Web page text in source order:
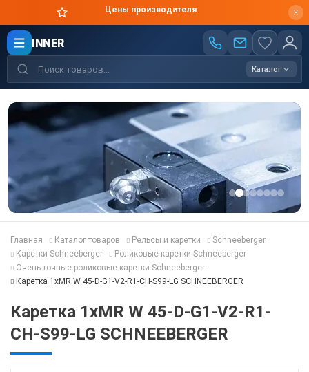
Цены производителя
INNER
Каталог
Главная Каталог товаров Рельсы и каретки
Schneeberger
Каретки Schneeberger
Роликовые каретки Schneeberger
Очень точные роликовые каретки Schneeberger
Каретка 1хMR W 45-D-G1-V2-R1-CH-S99-LG SCHNEEBERGER
Каретка 1хMR W 45-D-G1-V2-R1-
CH-S99-LG SCHNEEBERGER